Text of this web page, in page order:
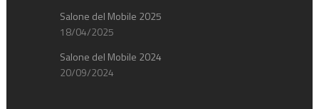
Salone del Mobile 2025
18/04/2025
Salone del Mobile 2024
20/09/2024